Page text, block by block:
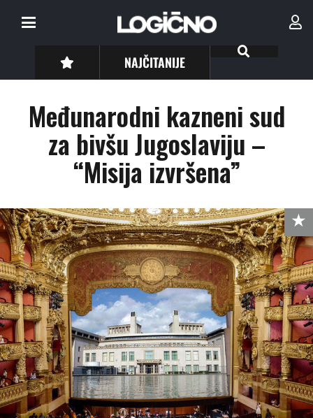
NAJČITANIJE
Međunarodni kazneni sud
za bivšu Jugoslaviju –
“Misija izvršena”